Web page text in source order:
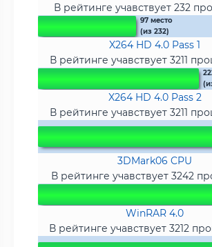
В рейтинге учавствует 232
97 место
(из 232)
X264 HD 4.0 Pass 1
В рейтинге учавствует 3211
X264 HD 4.0 Pass 2
В рейтинге учавствует 3211
3DMark06 CPU
В рейтинге учавствует 3242
WinRAR 4.0
В рейтинге учавствует 3212